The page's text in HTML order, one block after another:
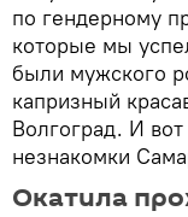
по гендерному
которые мы
были мужского
капризный
Волгоград. И
незнакомки
Окатила